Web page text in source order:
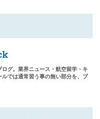
グ。業界ニュース・航空留学・キ
では通常習う事の無い部分を、ブ